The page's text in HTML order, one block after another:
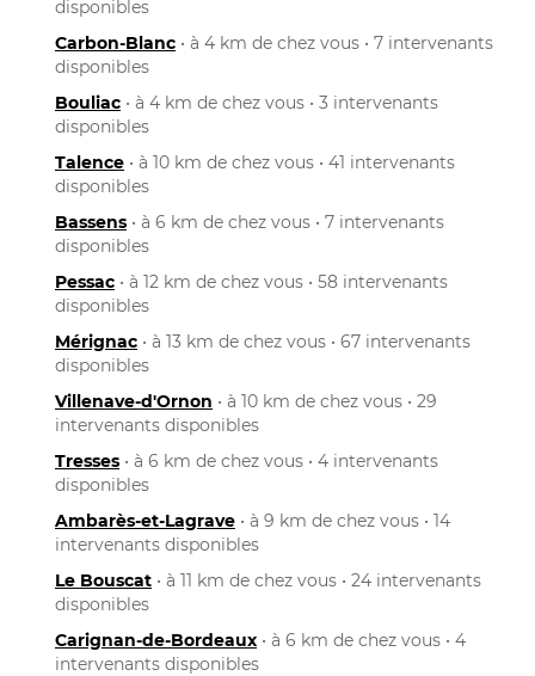
disponibles
Carbon-Blanc • à 4 km de chez vous • 7 intervenants
disponibles
Bouliac • à 4 km de chez vous • 3 intervenants
disponibles
Talence • à 10 km de chez vous • 41 intervenants
disponibles
Bassens • à 6 km de chez vous • 7 intervenants
disponibles
Pessac • à 12 km de chez vous • 58 intervenants
disponibles
Mérignac • à 13 km de chez vous • 67 intervenants
disponibles
Villenave-d'Ornon • à 10 km de chez vous • 29
intervenants disponibles
Tresses • à 6 km de chez vous • 4 intervenants
disponibles
Ambarès-et-Lagrave • à 9 km de chez vous • 14
intervenants disponibles
Le Bouscat • à 11 km de chez vous • 24 intervenants
disponibles
Carignan-de-Bordeaux • à 6 km de chez vous • 4
intervenants disponibles